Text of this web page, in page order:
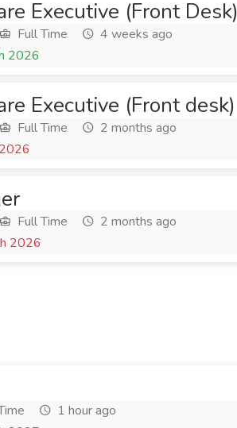
Executive (Front Desk)
Full Time
4 weeks ago
2026
Executive (Front desk)
Full Time
2 months ago
Full Time
2 months ago
2026
1 hour ago